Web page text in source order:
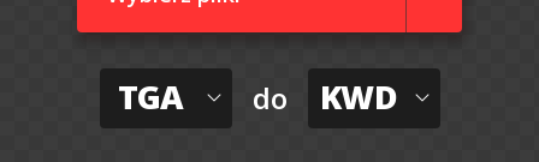
TGA do KWD